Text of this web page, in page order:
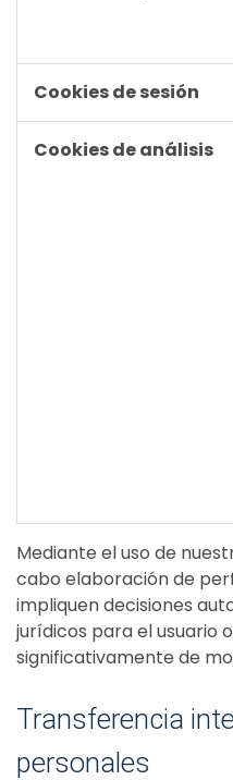
Cookies de sesión
Cookies de análisis
Mediante el uso de
cabo elaboración de
impliquen decisiones
jurídicos para el usuario
significativamente de
Transferencia
personales